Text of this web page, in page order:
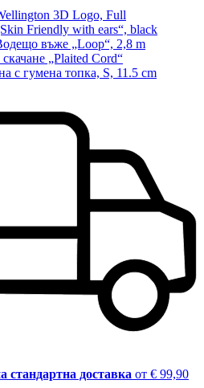
3D Logo, Full
Friendly with ears“, black
въже „Loop“, 2,8 m
„Plaited Cord“
с гумена топка, S, 11.5 cm
стандартна доставка от € 99,90